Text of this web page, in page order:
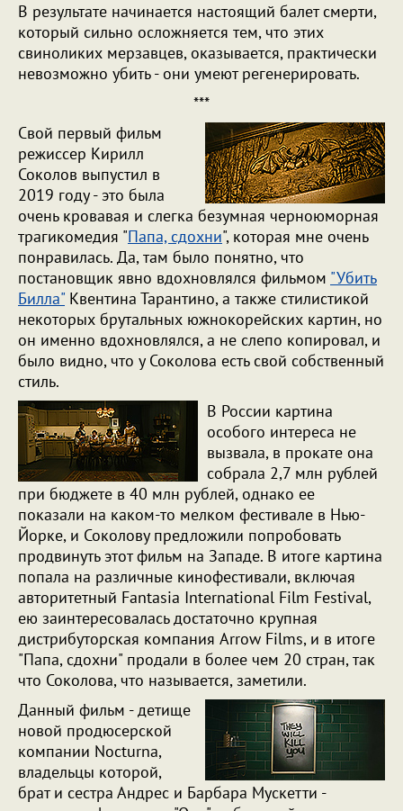
В результате начинается настоящий балет смерти,
который сильно осложняется тем, что этих
свиноликих мерзавцев, оказывается, практически
невозможно убить - они умеют регенерировать.
***
Свой первый фильм
режиссер Кирилл
Соколов выпустил в
2019 году - это была
очень кровавая и слегка безумная черноюморная
трагикомедия "Папа, сдохни", которая мне очень
понравилась. Да, там было понятно, что
постановщик явно вдохновлялся фильмом "Убить
Билла" Квентина Тарантино, а также стилистикой
некоторых брутальных южнокорейских картин, но
он именно вдохновлялся, а не слепо копировал, и
было видно, что у Соколова есть свой собственный
стиль.
В России картина
особого интереса не
вызвала, в прокате она
собрала 2,7 млн рублей
при бюджете в 40 млн рублей, однако ее
показали на каком-то мелком фестивале в Нью-
Йорке, и Соколову предложили попробовать
продвинуть этот фильм на Западе. В итоге картина
попала на различные кинофестивали, включая
авторитетный Fantasia International Film Festival,
ею заинтересовалась достаточно крупная
дистрибуторская компания Arrow Films, и в итоге
"Папа, сдохни" продали в более чем 20 стран, так
что Соколова, что называется, заметили.
Данный фильм - детище
новой продюсерской
компании Nocturna,
владельцы которой,
брат и сестра Андрес и Барбара Мускетти -